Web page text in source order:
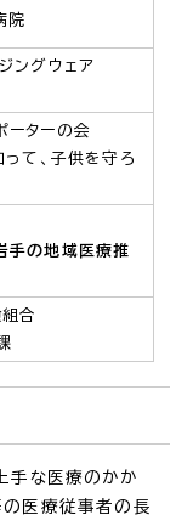
院
ングウェア
ーターの会
て、子供を守ろ
手の地域医療推
合
手な医療のかか
の医療従事者の長